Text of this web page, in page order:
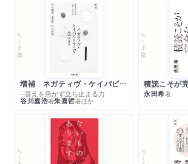
ちくま文庫
増補 ネガティヴ・ケイパビリティで生きる
─答えを急がず立ち止まる力
谷川嘉浩著朱喜哲著ほか
ちくま文庫
積読こそが
永田希著
ちくま文庫 ちくま文庫